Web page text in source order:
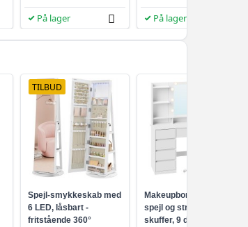
På lager På lager
TILBUD
Spejl-smykkeskab med
6 LED, låsbart -
fritstående 360°
Makeupbord med LED-
spejl og strømudtag - 9
skuffer, 9 dæmpbare